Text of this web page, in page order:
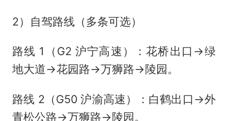
2）自驾路线（多条可选）
路线 1（G2 沪宁高速）：花桥出口→绿
地大道→花园路→万狮路→陵园。
路线 2（G50 沪渝高速）：白鹤出口→外
青松公路→万狮路→陵园。